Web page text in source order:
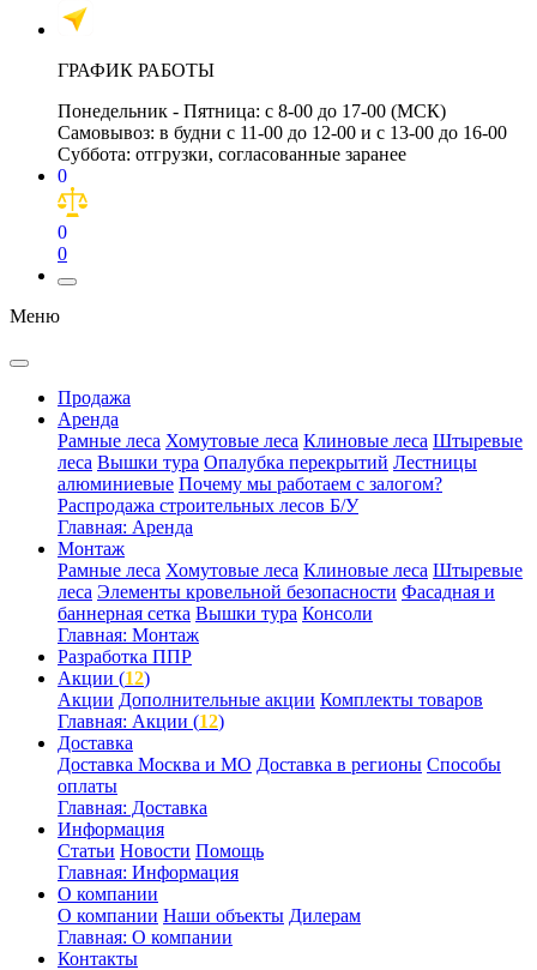
ГРАФИК РАБОТЫ
Понедельник - Пятница: с 8-00 до 17-00 (МСК)
Самовывоз: в будни с 11-00 до 12-00 и с 13-00 до 16-00
Суббота: отгрузки, согласованные заранее
0
0
0
Меню
Продажа
Аренда
Рамные леса Хомутовые леса Клиновые леса Штыревые
леса Вышки тура Опалубка перекрытий Лестницы
алюминиевые Почему мы работаем с залогом?
Распродажа строительных лесов Б/У
Главная: Аренда
Монтаж
Рамные леса Хомутовые леса Клиновые леса Штыревые
леса Элементы кровельной безопасности Фасадная и
баннерная сетка Вышки тура Консоли
Главная: Монтаж
Разработка ППР
Акции (12)
Акции Дополнительные акции Комплекты товаров
Главная: Акции (12)
Доставка
Доставка Москва и МО Доставка в регионы Способы
оплаты
Главная: Доставка
Информация
Статьи Новости Помощь
Главная: Информация
О компании
О компании Наши объекты Дилерам
Главная: О компании
Контакты